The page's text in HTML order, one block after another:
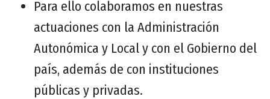
Para ello colaboramos en nuestras
actuaciones con la Administración
Autonómica y Local y con el Gobierno del
país, además de con instituciones
públicas y privadas.